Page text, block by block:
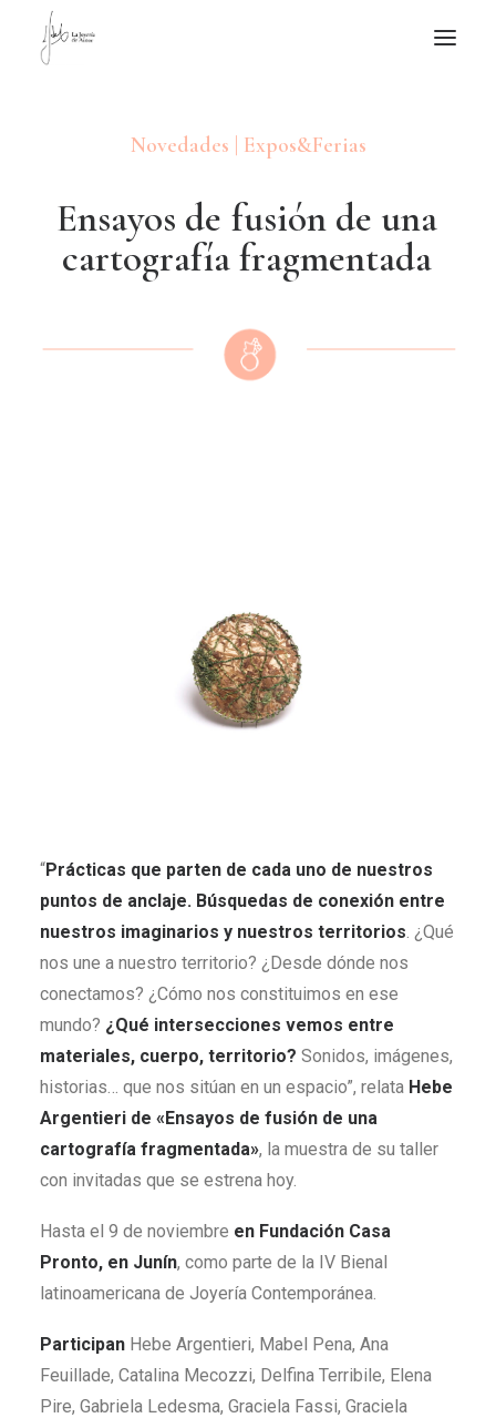
APUNTES
QUIÉN SOY
Novedades | Expos&Ferias
Ensayos de fusión de una
cartografíafragmentada
“Prácticas que parten de cada uno de nuestros
puntos de anclaje. Búsquedas de conexión entre
nuestros imaginarios y nuestros territorios. ¿Qué
nos une a nuestro territorio? ¿Desde dónde nos
conectamos? ¿Cómo nos constituimos en ese
mundo? ¿Qué intersecciones vemos entre
materiales, cuerpo, territorio? Sonidos, imágenes,
historias… que nos sitúan en un espacio”, relata Hebe
Argentieri de «Ensayos de fusión de una
cartografía fragmentada», la muestra de su taller
con invitadas que se estrena hoy.
Hasta el 9 de noviembre en Fundación Casa
Pronto, en Junín, como parte de la IV Bienal
latinoamericana de Joyería Contemporánea.
Participan Hebe Argentieri, Mabel Pena, Ana
Feuillade, Catalina Mecozzi, Delfina Terribile, Elena
Pire, Gabriela Ledesma, Graciela Fassi, Graciela